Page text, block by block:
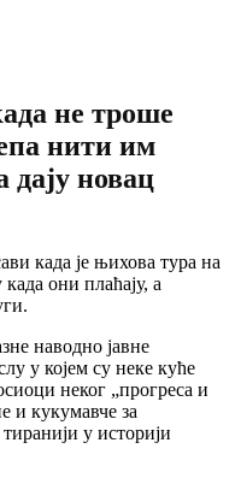
не троше
нити им
дају новац
када је њихова тура на
они плаћају, а
наводно јавне
у којем су неке куће
неког „прогреса и
и кукумавче за
у историји